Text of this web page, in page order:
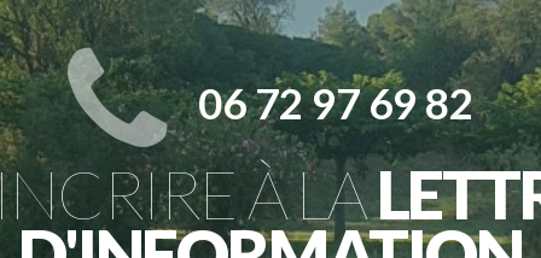
06 72 97 69 82
À LA